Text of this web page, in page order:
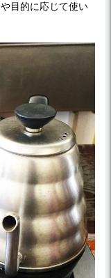
目的に応じて使い